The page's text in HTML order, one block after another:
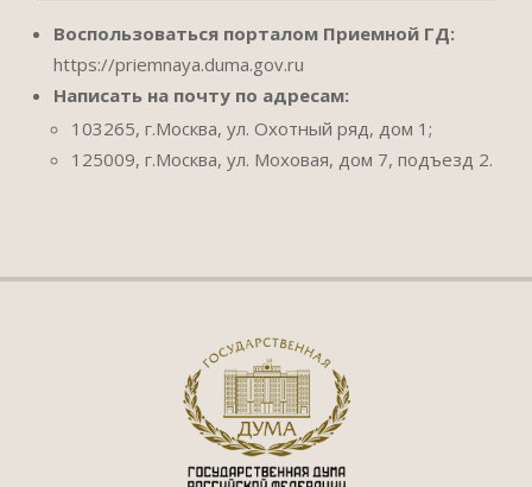
Воспользоваться порталом Приемной ГД:
https://priemnaya.duma.gov.ru
Написать на почту по адресам:
103265, г.Москва, ул. Охотный ряд, дом 1;
125009, г.Москва, ул. Моховая, дом 7, подъезд 2.